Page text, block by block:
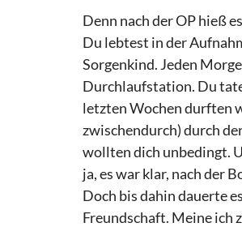
Denn nach der OP hieß
Du lebtest in der
Sorgenkind. Jeden
Durchlaufstation. Du
letzten Wochen durften
zwischendurch) durch
wollten dich unbedingt.
ja, es war klar, nach der
Doch bis dahin dauerte
Freundschaft. Meine ich